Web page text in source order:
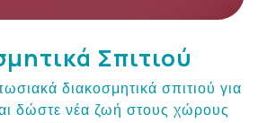
Σπιτιού
διακοσμητικά σπιτιού για
δώστε νέα ζωή στους χώρους